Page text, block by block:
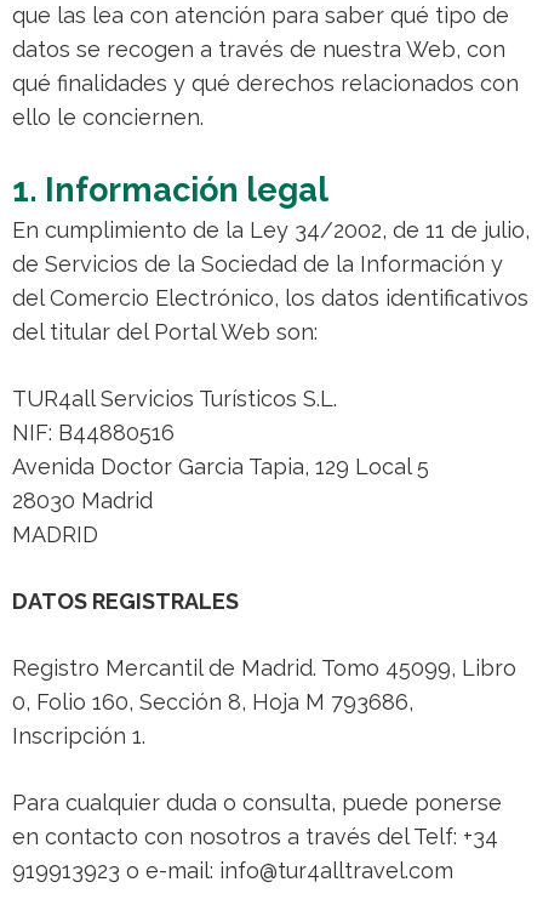
que las lea con atención para saber qué tipo de
datos se recogen a través de nuestra Web, con
qué finalidades y qué derechos relacionados con
ello le conciernen.
1. Información legal
En cumplimiento de la Ley 34/2002, de 11 de julio,
de Servicios de la Sociedad de la Información y
del Comercio Electrónico, los datos identificativos
del titular del Portal Web son:
TUR4all Servicios Turísticos S.L.
NIF: B44880516
Avenida Doctor Garcia Tapia, 129 Local 5
28030 Madrid
MADRID
DATOS REGISTRALES
Registro Mercantil de Madrid. Tomo 45099, Libro
0, Folio 160, Sección 8, Hoja M 793686,
Inscripción 1.
Para cualquier duda o consulta, puede ponerse
en contacto con nosotros a través del Telf: +34
919913923 o e-mail: info@tur4alltravel.com